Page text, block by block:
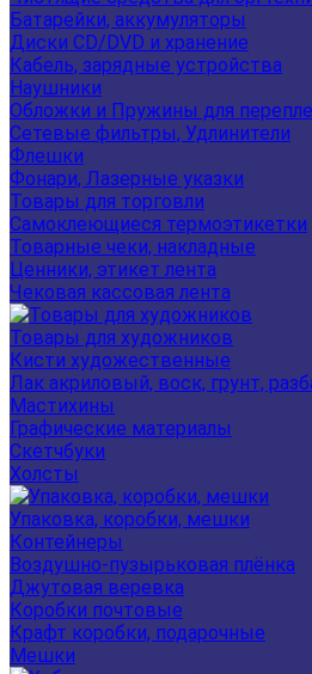
Батарейки, аккумуляторы
Диски CD/DVD и хранение
Кабель, зарядные устройства
Наушники
Обложки и Пружины для
Сетевые фильтры, Удлинители
Флешки
Фонари, Лазерные указки
Товары для торговли
Самоклеющиеся термоэтикетки
Товарные чеки, накладные
Ценники, этикет лента
Чековая кассовая лента
Товары для художников
Кисти художественные
Лак акриловый, воск, грунт,
Мастихины
Графические материалы
Скетчбуки
Холсты
Упаковка, коробки, мешки
Контейнеры
Воздушно-пузырьковая плёнка
Джутовая веревка
Коробки почтовые
Крафт коробки, подарочные
Мешки